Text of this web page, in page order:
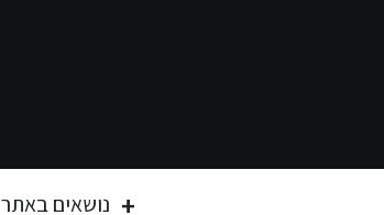
נושאים באתר